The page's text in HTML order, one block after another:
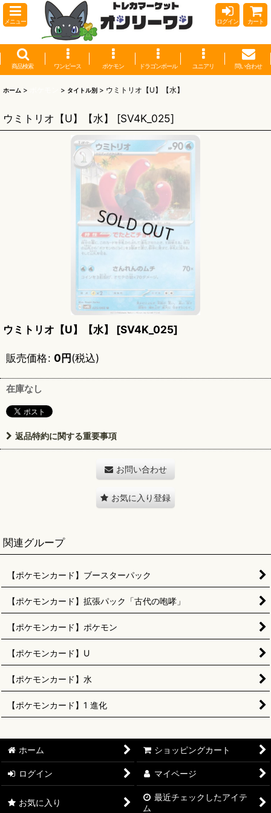
メニュー ログイン カート
商品検索 ワンピース ポケモン ドラゴンボール ユニアリ 問い合わせ
ホーム > > タイトル別 > ウミトリオ【U】【水】
ウミトリオ【U】【水】 [SV4K_025]
ウミトリオ【U】【水】 [SV4K_025]
販売価格: 0円(税込)
在庫なし
返品特約に関する重要事項
お問い合わせ
お気に入り登録
関連グループ
【ポケモンカード】ブースターパック
【ポケモンカード】拡張パック「古代の咆哮」
【ポケモンカード】ポケモン
【ポケモンカード】U
【ポケモンカード】水
【ポケモンカード】1 進化
ホーム ショッピングカート
ログイン マイページ
お気に入り
最近チェックしたアイテ
ム